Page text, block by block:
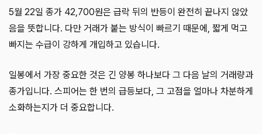
5월 22일 종가 42,700원은 급락 뒤의 반등이 완전히 끝나지 않았
음을 뜻합니다. 다만 거래가 붙는 방식이 빠르기 때문에, 짧게 먹고
빠지는 수급이 강하게 개입하고 있습니다.
일봉에서 가장 중요한 것은 긴 양봉 하나보다 그 다음 날의 거래량과
종가입니다. 스피어는 한 번의 급등보다, 그 고점을 얼마나 차분하게
소화하는지가 더 중요합니다.